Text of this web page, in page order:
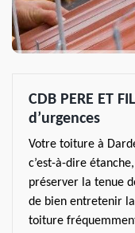
CDB PERE ET
d’urgences
Votre toiture à
c’est-à-dire
préserver la tenue
de bien entretenir
toiture